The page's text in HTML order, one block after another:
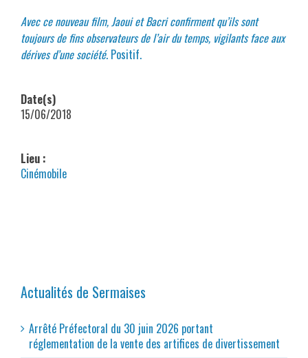
Avec ce nouveau film, Jaoui et Bacri confirment qu’ils sont
toujours de fins observateurs de l’air du temps, vigilants face aux
dérives d’une société. Positif.
Date(s)
15/06/2018
Lieu :
Cinémobile
Actualités de Sermaises
Arrêté Préfectoral du 30 juin 2026 portant
réglementation de la vente des artifices de divertissement